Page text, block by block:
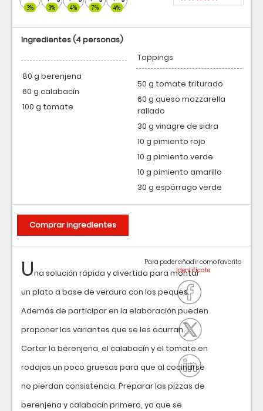
3% 3% 4% 7% 4%
Una solución rápida y divertida para montar
un plato a base de verdura con los peques.
Además de participar en la elaboración pueden
proponer las variantes que se les ocurran.
Cortar la berenjena, el calabacín y el tomate en
rodajas un poco gruesas para que al cocinarse
no pierdan consistencia. Preparar las pizzas de
berenjena y calabacín primero, ya que se
Para poder añadir como favorito
Ingredientes(4 personas)
80 g berenjena
60 g calabacín
100 g tomate
Toppings
50 g tomate triturado
60 g queso mozzarella
rallado
30 g vinagre de sidra
10 g pimiento rojo
10 g pimiento verde
10 g pimiento amarillo
30 g espárrago verde
Comprar ingredientes